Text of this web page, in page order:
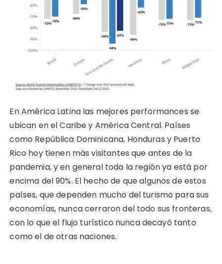
En América Latina las mejores performances se
ubican en el Caribe y América Central. Países
como República Dominicana, Honduras y Puerto
Rico hoy tienen más visitantes que antes de la
pandemia, y en general toda la región ya está por
encima del 90%. El hecho de que algunos de estos
países, que dependen mucho del turismo para sus
economías, nunca cerraron del todo sus fronteras,
con lo que el flujo turístico nunca decayó tanto
como el de otras naciones.